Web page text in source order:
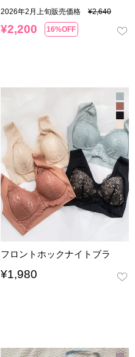
2026年2月上旬販売価格 ¥2,640
¥2,200 16%OFF
フロントホックナイトブラ
¥1,980